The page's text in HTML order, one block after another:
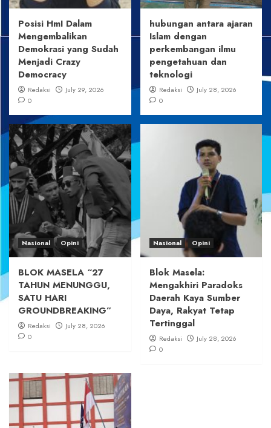
Posisi HmI Dalam
Mengembalikan
Demokrasi yang Sudah
Menjadi Crazy
Democracy
Redaksi
July 29, 2026
0
hubungan antara ajaran
Islam dengan
perkembangan ilmu
pengetahuan dan
teknologi
Redaksi
July 28, 2026
0
Nasional Opini
BLOK MASELA “27
TAHUN MENUNGGU,
SATU HARI
GROUNDBREAKING”
Redaksi
July 28, 2026
0
Nasional Opini
Blok Masela:
Mengakhiri Paradoks
Daerah Kaya Sumber
Daya, Rakyat Tetap
Tertinggal
Redaksi
July 28, 2026
0